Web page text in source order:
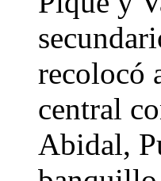
recolocó
central
Abidal,